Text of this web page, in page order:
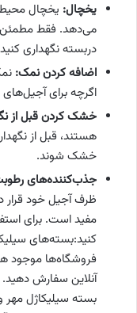
یخچال: یخچال
می‌دهد. فقط مطمئن
دربسته نگهداری
اضافه کردن نمک:
اگرچه برای آجیل‌های
خشک کردن قبل از
هستند، قبل از
خشک شوند.
جذب‌کننده‌های
ظرف آجیل خود قرار
مفید است. برای
کنید:بسته‌های
فروشگاه‌ها موجود
آنلاین سفارش دهید.
بسته سیلیکاژل مهر